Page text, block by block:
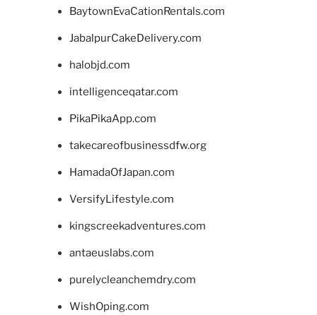
BaytownEvaCationRentals.com
JabalpurCakeDelivery.com
halobjd.com
intelligenceqatar.com
PikaPikaApp.com
takecareofbusinessdfw.org
HamadaOfJapan.com
VersifyLifestyle.com
kingscreekadventures.com
antaeuslabs.com
purelycleanchemdry.com
WishOping.com